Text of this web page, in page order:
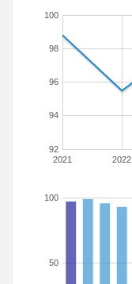
2021 2022
92
94
96
98
100
50
100